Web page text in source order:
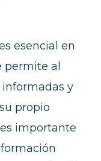
esencial en
permite al
y
propio
importante